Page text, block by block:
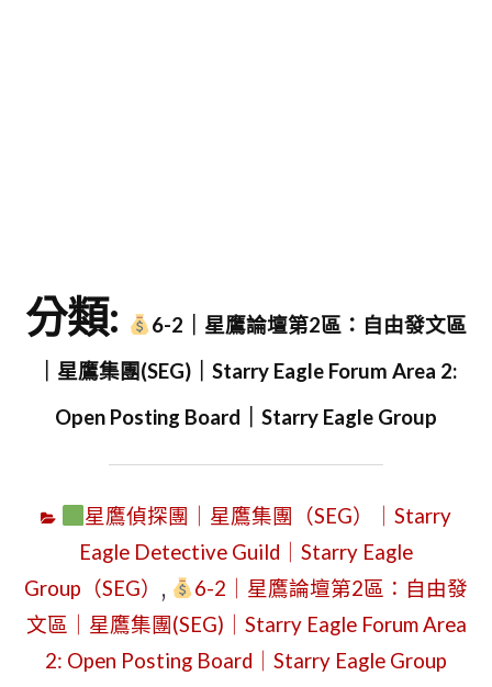
分類:
6-2｜星鷹論壇第2區：自由發文區
｜星鷹集團(SEG)｜Starry Eagle Forum Area 2:
Open Posting Board｜Starry Eagle Group
星鷹偵探團｜星鷹集團（SEG）｜Starry
Eagle Detective Guild｜Starry Eagle
Group（SEG） ,
6-2｜星鷹論壇第2區：自由發
文區｜星鷹集團(SEG)｜Starry Eagle Forum Area
2: Open Posting Board｜Starry Eagle Group